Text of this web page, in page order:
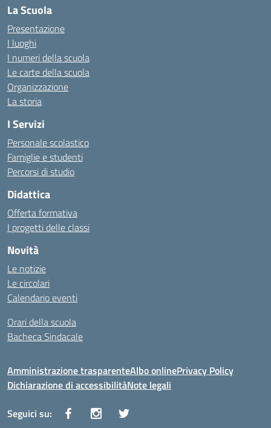
La Scuola
Presentazione
I luoghi
I numeri della scuola
Le carte della scuola
Organizzazione
La storia
I Servizi
Personale scolastico
Famiglie e studenti
Percorsi di studio
Didattica
Offerta formativa
I progetti delle classi
Novità
Le notizie
Le circolari
Calendario eventi
Orari della scuola
Bacheca Sindacale
Amministrazione trasparenteAlbo onlinePrivacy Policy
Dichiarazione di accessibilitàNote legali
Seguici su: